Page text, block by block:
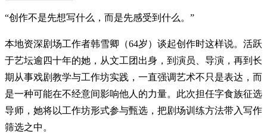
“创作不是先想写什么，而是先感受到什么。”
本地资深剧场工作者韩雪卿（64岁）谈起创作时这样说。活跃
于艺坛逾四十年的她，从文工团出身，到演员、导演，再到长
期从事戏剧教学与工作坊实践，一直强调艺术不只是表达，而
是一种可能在不经意间影响他人的力量。此次担任字食族征选
导师，她将以工作坊形式参与甄选，把剧场训练方法带入写作
筛选之中。